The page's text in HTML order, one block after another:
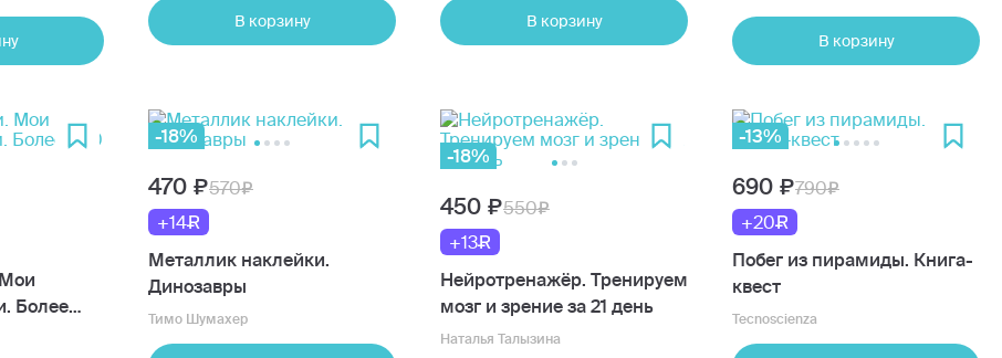
В корзину В корзину
В корзину
Более
-18%
470
570
+14
Металлик наклейки.
Динозавры
Тимо Шумахер
-18%
450
550
+13
Нейротренажёр. Тренируем
мозг и зрение за 21 день
Наталья Талызина
-13%
690
790
+20
Побег из пирамиды. Книга-
квест
Tecnoscienza